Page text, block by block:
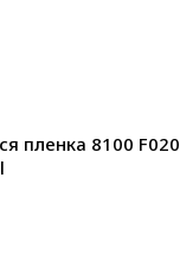
пленка 8100 F020